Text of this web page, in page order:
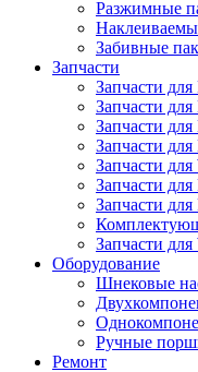
Разжимные
Забивные
Запчасти
Запчасти
Запчасти
Запчасти
Запчасти
Запчасти
Запчасти
Запчасти
Запчасти
Оборудование
Шнековые
Ручные
Ремонт